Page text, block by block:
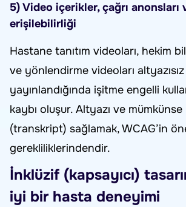
5) Video içerikler, çağrı anonsları
erişilebilirliği
Hastane tanıtım videoları, hekim
ve yönlendirme videoları altyazısız
yayınlandığında işitme engelli
kaybı oluşur. Altyazı ve
(transkript) sağlamak, WCAG’in
gerekliliklerindendir.
İnklüzif (kapsayıcı)
iyi bir hasta deneyimi